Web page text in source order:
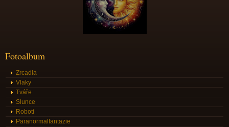
Fotoalbum
Zrcadla
Vlaky
Tváře
Slunce
Roboti
Paranormalfantazie